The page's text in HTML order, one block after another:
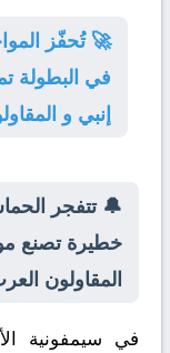
🚀 تُحفّز
في البطولة
إنبي و
🔔 تتفجر
خطيرة تصنع
المقاولون
في سيمفونية